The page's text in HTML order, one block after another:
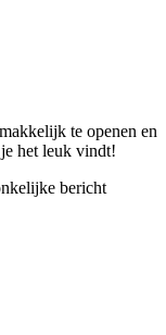
te openen en
het leuk vindt!
bericht